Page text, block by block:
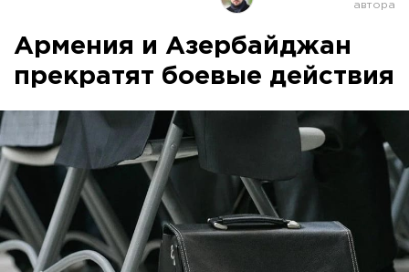
Оренбург
Армения и Азербайджан
прекратят боевые действия